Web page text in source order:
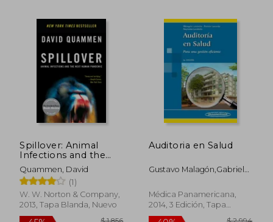
40%
dcto. $ 2.456
40%
dcto.
Spillover: Animal
Infections and the
Next Human
Pandemic (en Inglés)
Quammen, David
(1)
W. W. Norton & Company,
2013, Tapa Blanda, Nuevo
Auditoria en Salud
Gustavo Malagón,Gabriel
Médica Panamericana,
2014, 3 Edición, Tapa
Blanda, Nuevo